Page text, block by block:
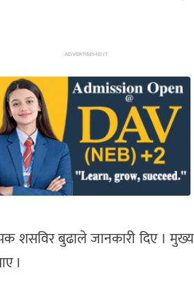
ADVERTISEMENT
शसविर बुढाले जानकारी दिए ।
।